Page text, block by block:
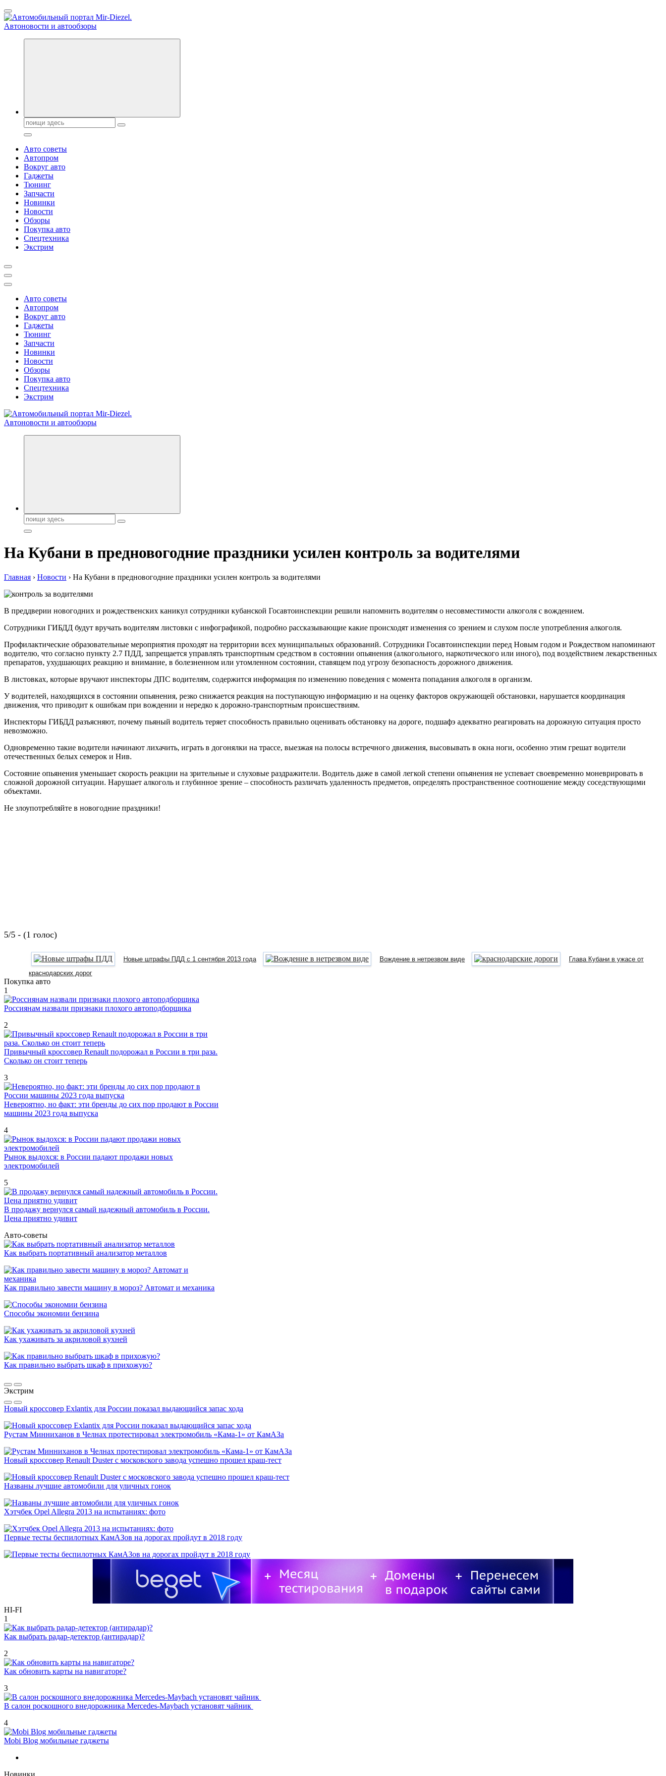
Перейти
к
содержанию
Справочник автомобилиста. Обзор новинок популярных автобрендов, технические характреристики, фото и автообзоры. Автотюнинг, тест-драйвы. Шины, диски, резина
Поиск:
Авто советы
Автопром
Вокруг авто
Гаджеты
Тюнинг
Запчасти
Новинки
Новости
Обзоры
Покупка авто
Спецтехника
Экстрим
Авто советы
Автопром
Вокруг авто
Гаджеты
Тюнинг
Запчасти
Новинки
Новости
Обзоры
Покупка авто
Спецтехника
Экстрим
Справочник автомобилиста. Обзор новинок популярных автобрендов, технические характреристики, фото и автообзоры. Автотюнинг, тест-драйвы. Шины, диски, резина
Поиск:
На Кубани в предновогодние праздники усилен контроль за водителями
Главная › Новости › На Кубани в предновогодние праздники усилен контроль за водителями
В преддверии новогодних и рождественских каникул сотрудники кубанской Госавтоинспекции решили напомнить водителям о несовместимости алкоголя с вождением.
Сотрудники ГИБДД будут вручать водителям листовки с инфографикой, подробно рассказывающие какие происходят изменения со зрением и слухом после употребления алкоголя.
Профилактические образовательные мероприятия проходят на территории всех муниципальных образований. Сотрудники Госавтоинспекции перед Новым годом и Рождеством напоминают
водителю, что согласно пункту 2.7 ПДД, запрещается управлять транспортным средством в состоянии опьянения (алкогольного, наркотического или иного), под воздействием лекарственных
препаратов, ухудшающих реакцию и внимание, в болезненном или утомленном состоянии, ставящем под угрозу безопасность дорожного движения.
В листовках, которые вручают инспекторы ДПС водителям, содержится информация по изменению поведения с момента попадания алкоголя в организм.
У водителей, находящихся в состоянии опьянения, резко снижается реакция на поступающую информацию и на оценку факторов окружающей обстановки, нарушается координация
движения, что приводит к ошибкам при вождении и нередко к дорожно-транспортным происшествиям.
Инспекторы ГИБДД разъясняют, почему пьяный водитель теряет способность правильно оценивать обстановку на дороге, подшафэ адекватно реагировать на дорожную ситуация просто
невозможно.
Одновременно такие водители начинают лихачить, играть в догонялки на трассе, выезжая на полосы встречного движения, высовывать в окна ноги, особенно этим грешат водители
отечественных белых семерок и Нив.
Состояние опьянения уменьшает скорость реакции на зрительные и слуховые раздражители. Водитель даже в самой легкой степени опьянения не успевает своевременно моневрировать в
сложной дорожной ситуации. Нарушает алкоголь и глубинное зрение – способность различать удаленность предметов, определять пространственное соотношение между соседствующими
объектами.
Не злоупотребляйте в новогодние праздники!
5/5 - (1 голос)
Новые штрафы ПДД с 1 сентября 2013 года Вождение в нетрезвом виде
Глава Кубани в ужасе от
краснодарских дорог
Покупка авто
1
Россиянам назвали признаки плохого автоподборщика
2
Привычный кроссовер Renault подорожал в России в три раза.
Сколько он стоит теперь
3
Невероятно, но факт: эти бренды до сих пор продают в России
машины 2023 года выпуска
4
Рынок выдохся: в России падают продажи новых
электромобилей
5
В продажу вернулся самый надежный автомобиль в России.
Цена приятно удивит
Авто-советы
Как выбрать портативный анализатор металлов
Как правильно завести машину в мороз? Автомат и механика
Способы экономии бензина
Как ухаживать за акриловой кухней
Как правильно выбрать шкаф в прихожую?
Экстрим
Новый кроссовер Exlantix для России показал выдающийся запас хода
Рустам Минниханов в Челнах протестировал электромобиль «Кама-1» от КамАЗа
Новый кроссовер Renault Duster с московского завода успешно прошел краш-тест
Названы лучшие автомобили для уличных гонок
Хэтчбек Opel Allegra 2013 на испытаниях: фото
Первые тесты беспилотных КамАЗов на дорогах пройдут в 2018 году
HI-FI
1
Как выбрать радар-детектор (антирадар)?
2
Как обновить карты на навигаторе?
3
В салон роскошного внедорожника Mercedes-Maybach установят чайник
4
Mobi Blog мобильные гаджеты
Новинки